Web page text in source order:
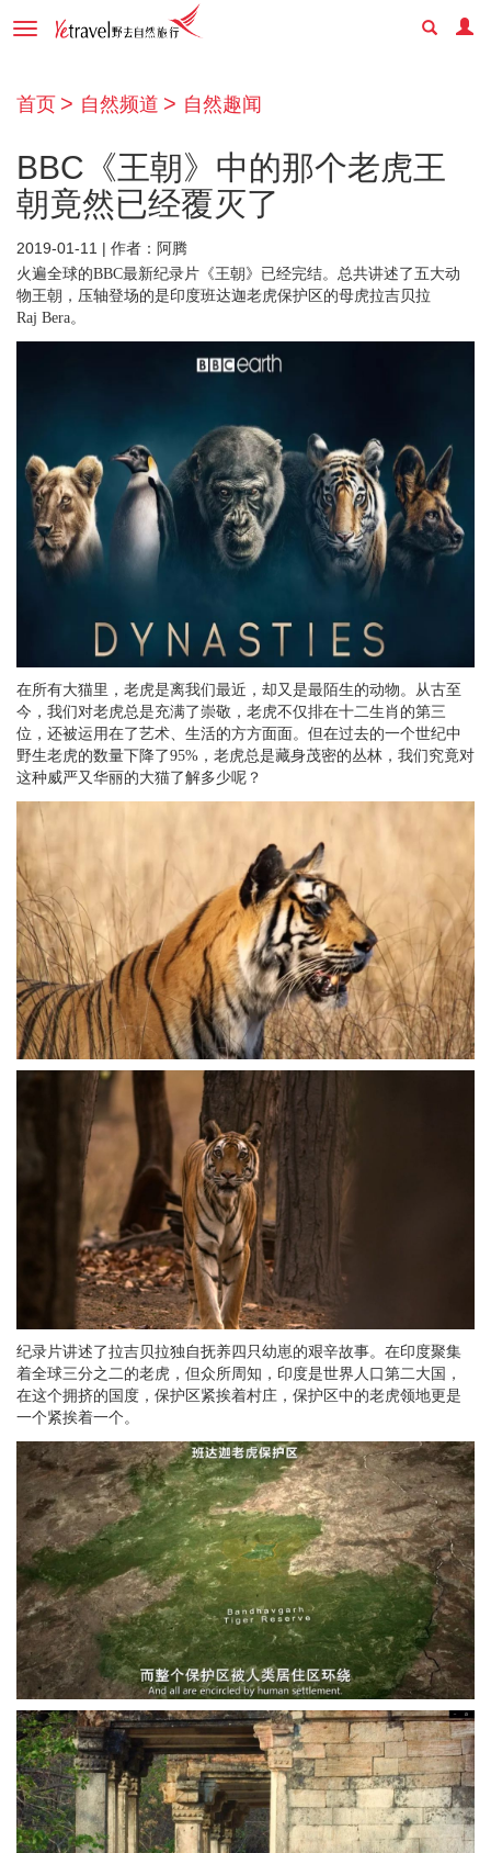
Toggle
首页 自然频道 自然趣闻
BBC《王朝》中的那个老虎王
朝竟然已经覆灭了
2019-01-11 | 作者：阿腾
火遍全球的BBC最新纪录片《王朝》已经完结。总共讲述了五大动
物王朝，压轴登场的是印度班达迦老虎保护区的母虎拉吉贝拉
Raj Bera。
在所有大猫里，老虎是离我们最近，却又是最陌生的动物。从古至
今，我们对老虎总是充满了崇敬，老虎不仅排在十二生肖的第三
位，还被运用在了艺术、生活的方方面面。但在过去的一个世纪中
野生老虎的数量下降了95%，老虎总是藏身茂密的丛林，我们究竟对
这种威严又华丽的大猫了解多少呢？
纪录片讲述了拉吉贝拉独自抚养四只幼崽的艰辛故事。在印度聚集
着全球三分之二的老虎，但众所周知，印度是世界人口第二大国，
在这个拥挤的国度，保护区紧挨着村庄，保护区中的老虎领地更是
一个紧挨着一个。